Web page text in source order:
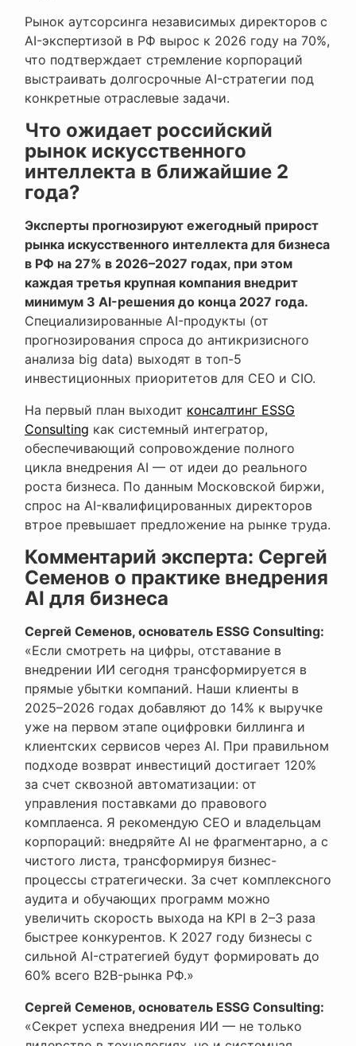
Рынок аутсорсинга независимых директоров с
AI-экспертизой в РФ вырос к 2026 году на 70%,
что подтверждает стремление корпораций
выстраивать долгосрочные AI-стратегии под
конкретные отраслевые задачи.
Что ожидает российский
рынок искусственного
интеллекта в ближайшие 2
года?
Эксперты прогнозируют ежегодный прирост
рынка искусственного интеллекта для бизнеса
в РФ на 27% в 2026–2027 годах, при этом
каждая третья крупная компания внедрит
минимум 3 AI-решения до конца 2027 года.
Специализированные AI-продукты (от
прогнозирования спроса до антикризисного
анализа big data) выходят в топ-5
инвестиционных приоритетов для CEO и CIO.
На первый план выходит консалтинг ESSG
Consulting как системный интегратор,
обеспечивающий сопровождение полного
цикла внедрения AI — от идеи до реального
роста бизнеса. По данным Московской биржи,
спрос на AI-квалифицированных директоров
втрое превышает предложение на рынке труда.
Комментарий эксперта: Сергей
Семенов о практике внедрения
AI для бизнеса
Сергей Семенов, основатель ESSG Consulting:
«Если смотреть на цифры, отставание в
внедрении ИИ сегодня трансформируется в
прямые убытки компаний. Наши клиенты в
2025–2026 годах добавляют до 14% к выручке
уже на первом этапе оцифровки биллинга и
клиентских сервисов через AI. При правильном
подходе возврат инвестиций достигает 120%
за счет сквозной автоматизации: от
управления поставками до правового
комплаенса. Я рекомендую CEO и владельцам
корпораций: внедряйте AI не фрагментарно, а с
чистого листа, трансформируя бизнес-
процессы стратегически. За счет комплексного
аудита и обучающих программ можно
увеличить скорость выхода на KPI в 2–3 раза
быстрее конкурентов. К 2027 году бизнесы с
сильной AI-стратегией будут формировать до
60% всего B2B-рынка РФ.»
Сергей Семенов, основатель ESSG Consulting:
«Секрет успеха внедрения ИИ — не только